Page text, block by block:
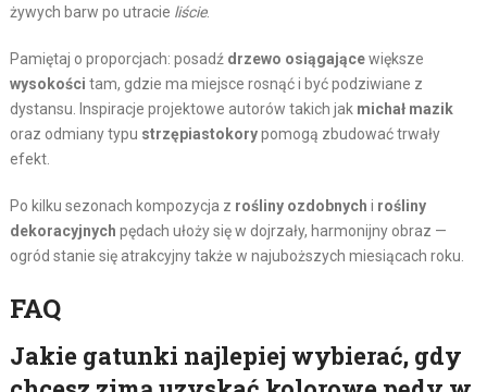
żywych barw po utracie liście.
Pamiętaj o proporcjach: posadź drzewo osiągającewiększe
wysokości tam, gdzie ma miejsce rosnąć i być podziwiane z
dystansu. Inspiracje projektowe autorów takich jak michał mazik
oraz odmiany typu strzępiastokorypomogą zbudować trwały
efekt.
Po kilku sezonach kompozycja z rośliny ozdobnych i rośliny
dekoracyjnych pędach ułoży się w dojrzały, harmonijny obraz —
ogród stanie się atrakcyjny także w najuboższych miesiącach roku.
FAQ
Jakie gatunki najlepiej wybierać, gdy